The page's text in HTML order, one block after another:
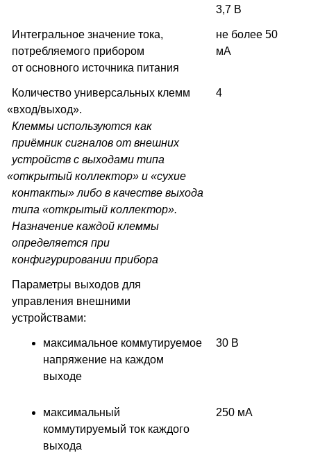
3,7 В
Интегральное значение тока,
потребляемого прибором
от основного источника питания
не более 50
мА
Количество универсальных клемм
«вход/выход».
Клеммы используются как
приёмник сигналов от внешних
устройств с выходами типа
«открытый коллектор» и «сухие
контакты» либо в качестве выхода
типа «открытый коллектор».
Назначение каждой клеммы
определяется при
конфигурировании прибора
4
Параметры выходов для
управления внешними
устройствами:
максимальное коммутируемое
напряжение на каждом
выходе
30 В
максимальный
коммутируемый ток каждого
выхода
250 мА